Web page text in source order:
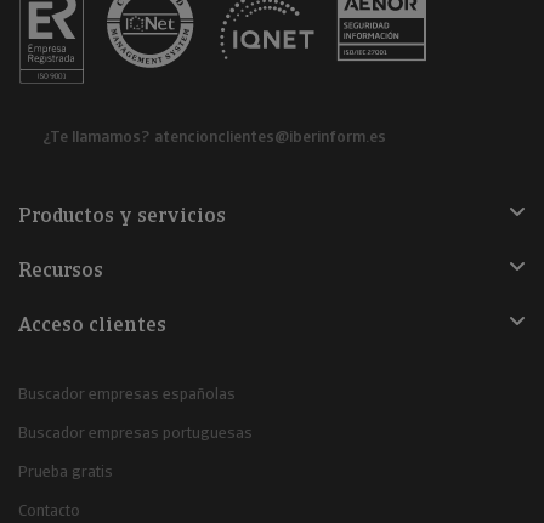
¿Te llamamos? atencionclientes@iberinform.es
Productos y servicios
Recursos
Acceso clientes
Buscador empresas españolas
Buscador empresas portuguesas
Prueba gratis
Contacto